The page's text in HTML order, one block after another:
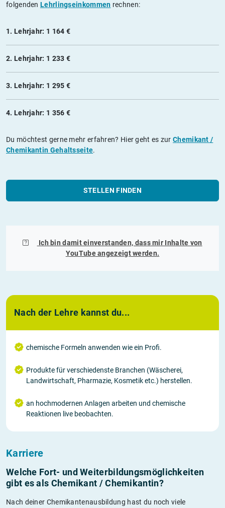
folgenden Lehrlingseinkommen rechnen:
1. Lehrjahr: 1 164 €
2. Lehrjahr: 1 233 €
3. Lehrjahr: 1 295 €
4. Lehrjahr: 1 356 €
Du möchtest gerne mehr erfahren? Hier geht es zur Chemikant /
Chemikantin Gehaltsseite.
STELLEN FINDEN
Ich bin damit einverstanden, dass mir Inhalte von
YouTubeangezeigt werden.
Nach der Lehre kannst du...
chemische Formeln anwenden wie ein Profi.
Produkte für verschiedenste Branchen (Wäscherei,
Landwirtschaft, Pharmazie, Kosmetik etc.) herstellen.
an hochmodernen Anlagen arbeiten und chemische
Reaktionen live beobachten.
Karriere
Welche Fort- und Weiterbildungs­möglichkeiten
gibt es als Chemikant / Chemikantin?
Nach deiner Chemikantenausbildung hast du noch viele